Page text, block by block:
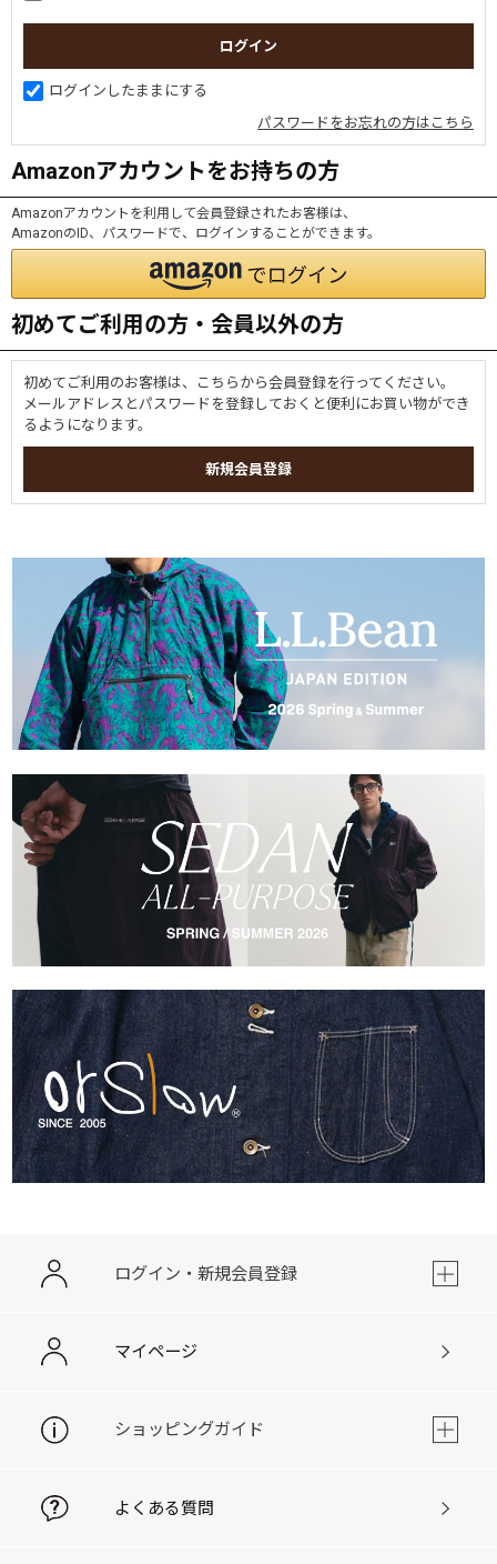
ログインしたままにする
パスワードをお忘れの方はこちら
Amazonアカウントをお持ちの方
Amazonアカウントを利用して会員登録されたお客様は、
AmazonのID、パスワードで、ログインすることができます。
初めてご利用の方・会員以外の方
初めてご利用のお客様は、こちらから会員登録を行ってください。
メールアドレスとパスワードを登録しておくと便利にお買い物ができ
るようになります。
ログイン・新規会員登録
マイページ
ショッピングガイド
よくある質問